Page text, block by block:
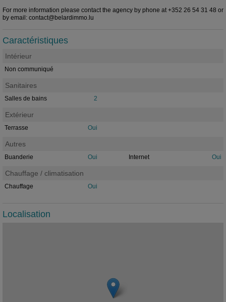
For more information please contact the agency by phone at +352 26 54 31 48 or
by email: contact@belardimmo.lu
Caractéristiques
Intérieur
Non communiqué
Sanitaires
Salles de bains 2
Extérieur
Terrasse Oui
Autres
Buanderie Oui Internet Oui
Chauffage / climatisation
Chauffage Oui
Localisation